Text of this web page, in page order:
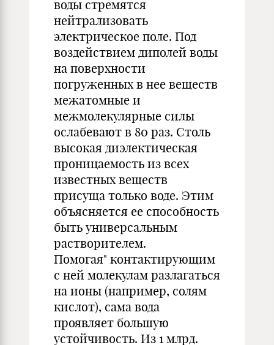
воды стремятся
нейтрализовать
электрическое поле. Под
воздействием диполей воды
на поверхности
погруженных в нее веществ
межатомные и
межмолекулярные силы
ослабевают в 80 раз. Столь
высокая диэлектическая
проницаемость из всех
известных веществ
присуща только воде. Этим
объясняется ее способность
быть универсальным
растворителем.
Помогая" контактирующим
с ней молекулам разлагаться
на ионы (например, солям
кислот), сама вода
проявляет большую
устойчивость. Из 1 млрд.